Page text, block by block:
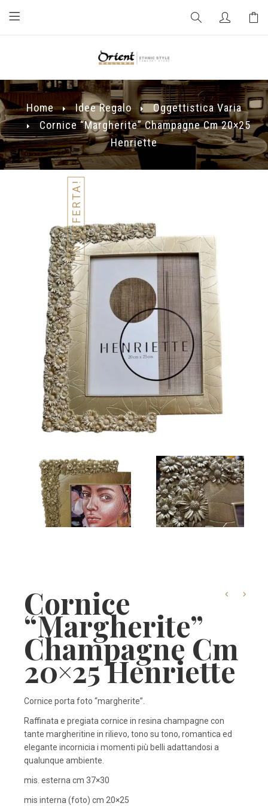
Home Idee Regalo
Oggettistica Varia
Cornice “margherite” Champagne Cm 20×25
Henriette
IN OFFERTA!
Cornice
“margherite”
Champagne Cm
20×25 Henriette
Cornice porta foto “margherite”.
Raffinata e pregiata cornice in resina champagne con
tante margheritine in rilievo, tono su tono, romantica ed
elegante incornicia i momenti più belli adattandosi a
qualunque ambiente.
mis. esterna cm 37×30
mis interna (foto) cm 20×25